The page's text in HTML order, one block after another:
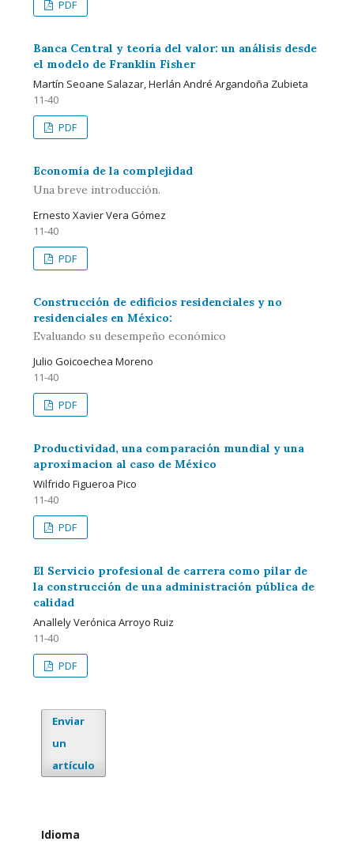
PDF
Banca Central y teoría del valor: un análisis desde
el modelo de Franklin Fisher
Martín Seoane Salazar, Herlán André Argandoña Zubieta
11-40
PDF
Economía de la complejidad
Una breve introducción.
Ernesto Xavier Vera Gómez
11-40
PDF
Construcción de edificios residenciales y no
residenciales en México:
Evaluando su desempeño económico
Julio Goicoechea Moreno
11-40
PDF
Productividad, una comparación mundial y una
aproximacion al caso de México
Wilfrido Figueroa Pico
11-40
PDF
El Servicio profesional de carrera como pilar de
la construcción de una administración pública de
calidad
Anallely Verónica Arroyo Ruiz
11-40
PDF
Enviar
un
artículo
Idioma